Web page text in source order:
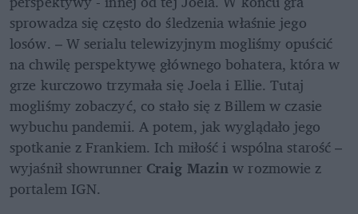
sprowadza się często do śledzenia właśnie jego
losów. – W serialu telewizyjnym mogliśmy opuścić
na chwilę perspektywę głównego bohatera, która w
grze kurczowo trzymała się Joela i Ellie. Tutaj
mogliśmy zobaczyć, co stało się z Billem w czasie
wybuchu pandemii. A potem, jak wyglądało jego
spotkanie z Frankiem. Ich miłość i wspólna starość –
wyjaśnił showrunner Craig Mazin w rozmowie z
portalem IGN.